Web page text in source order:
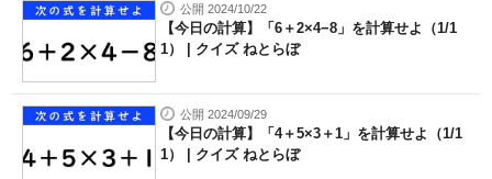
公開 2024/10/22
【今日の計算】「6＋2×4−8」を計算せよ（1/1
1） | クイズ ねとらぼ
公開 2024/09/29
【今日の計算】「4＋5×3＋1」を計算せよ（1/1
1） | クイズ ねとらぼ